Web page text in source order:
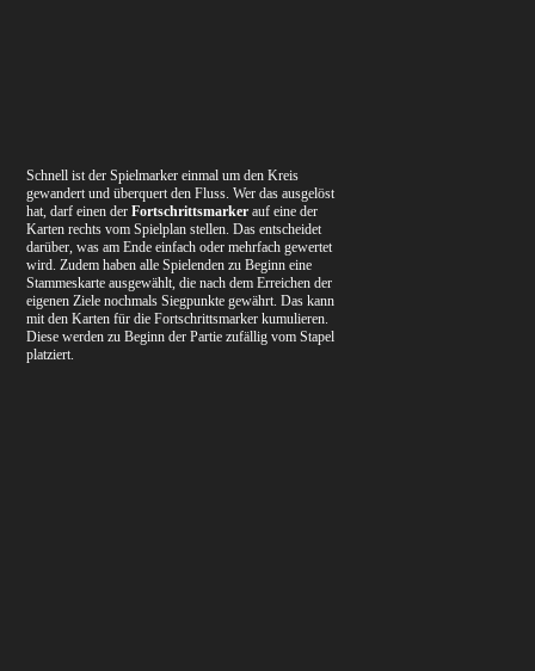
Schnell ist der Spielmarker einmal um den Kreis
gewandert und überquert den Fluss. Wer das ausgelöst
hat, darf einen derFortschrittsmarker auf eine der
Karten rechts vom Spielplan stellen. Das entscheidet
darüber, was am Ende einfach oder mehrfach gewertet
wird. Zudem haben alle Spielenden zu Beginn eine
Stammeskarte ausgewählt, die nach dem Erreichen der
eigenen Ziele nochmals Siegpunkte gewährt. Das kann
mit den Karten für die Fortschrittsmarker kumulieren.
Diese werden zu Beginn der Partie zufällig vom Stapel
platziert.